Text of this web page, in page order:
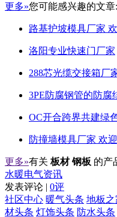
更多»您可能感兴趣的文章:
路基护坡模具厂家
洛阳专业快速门厂家
288芯光缆交接箱厂
3PE防腐钢管的防腐
OC开合跨界共建绿
防撞墙模具厂家 欢
更多»有关 板材 钢板 的产
水暖电气资讯
发表评论 | 0评
社区中心 暖气头条 地板之
材头条 灯饰头条 防水头条